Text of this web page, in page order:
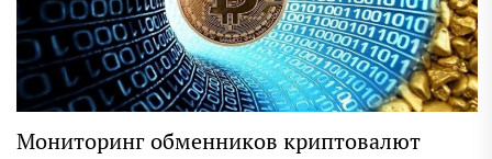
Мониторинг обменников криптовалют